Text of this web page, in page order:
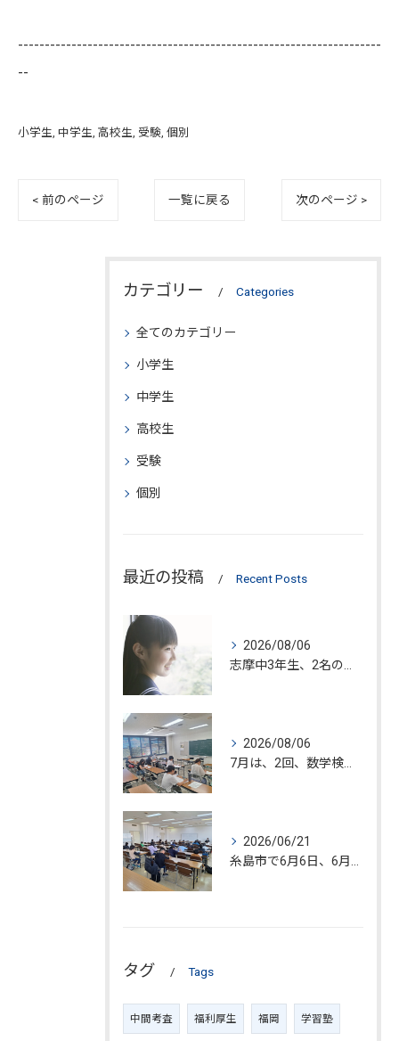
--------------------------------------------------------------------
--
小学生 中学生 高校生 受験 個別
< 前のページ 一覧に戻る 次のページ >
カテゴリー Categories
全てのカテゴリー
小学生
中学生
高校生
受験
個別
最近の投稿 Recent Posts
2026/08/06
2026/08/06
2026/06/21
タグ Tags
中間考査 福利厚生 福岡 学習塾